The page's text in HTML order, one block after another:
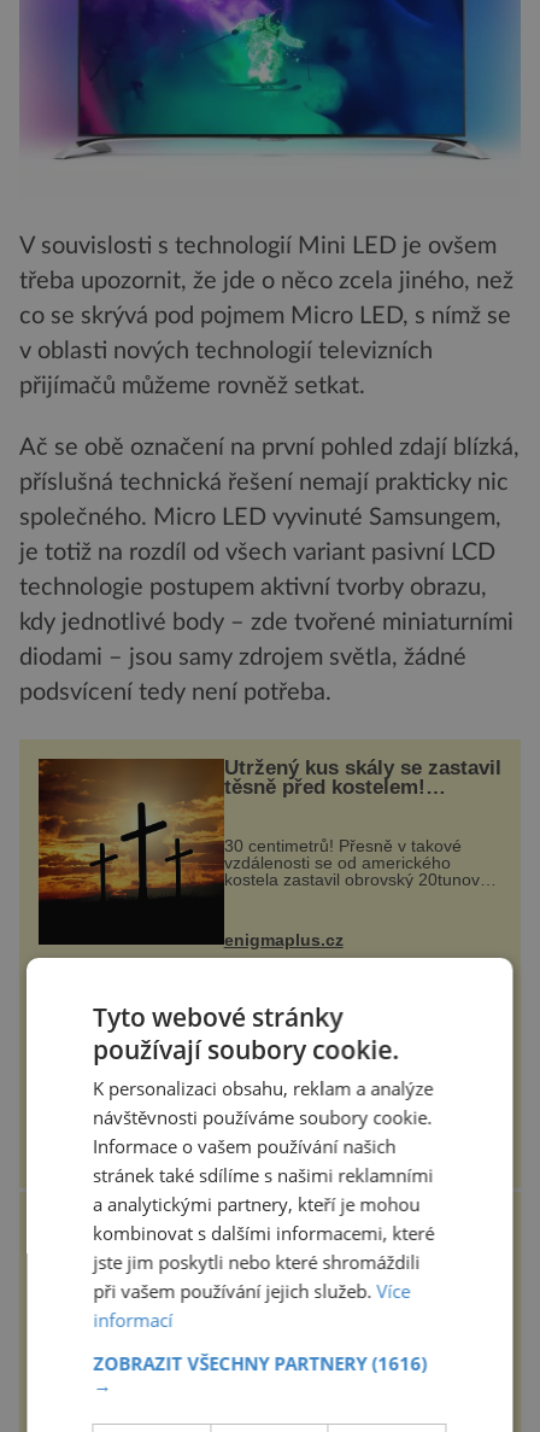
V souvislosti s technologií Mini LED je ovšem
třeba upozornit, že jde o něco zcela jiného, než
co se skrývá pod pojmem Micro LED, s nímž se
v oblasti nových technologií televizních
přijímačů můžeme rovněž setkat.
Ač se obě označení na první pohled zdají blízká,
příslušná technická řešení nemají prakticky nic
společného. Micro LED vyvinuté Samsungem,
je totiž na rozdíl od všech variant pasivní LCD
technologie postupem aktivní tvorby obrazu,
kdy jednotlivé body – zde tvořené miniaturními
diodami – jsou samy zdrojem světla, žádné
podsvícení tedy není potřeba.
Utržený kus skály se zastavil
těsně před kostelem!
Ochránila ho boží síla?
30 centimetrů! Přesně v takové
vzdálenosti se od amerického
kostela zastavil obrovský 20tunový
při její demolici. Podle místních stojí
...
enigmaplus.cz
inspirovala slavná kabelka
Vůbec první sluchátka od módního
domu Hermès byla vyrobena
experimentálním laboratoří Hermès
Ateliers Horizons. Elegantní gadget
si vyžádal dva roky vývoje a chlubí
se ručně šitou hovězí kůží a
kovový...
epochalnisvet.cz
ZÁBOŘSKÁ POUŤ 2025
Tradiční Zábořská pouť, která se
koná v neděli 7.9.2025 od 11:00
naleznete komentovanou prohlídku
kostela, dobovou hudbu, řemesla,
Tyto webové stránky
používají soubory cookie.
K personalizaci obsahu, reklam a analýze
návštěvnosti používáme soubory cookie.
Informace o vašem používání našich
stránek také sdílíme s našimi reklamními
a analytickými partnery, kteří je mohou
kombinovat s dalšími informacemi, které
jste jim poskytli nebo které shromáždili
při vašem používání jejich služeb.Více
informací
ZOBRAZIT VŠECHNY PARTNERY(1616)
→